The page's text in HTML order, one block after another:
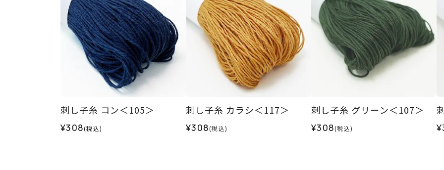
刺し子糸 コン＜105＞
¥308(税込)
刺し子糸 カラシ＜117＞
¥308(税込)
刺し子糸 グリーン＜107＞
¥308(税込)